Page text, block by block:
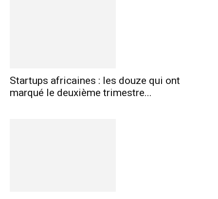
Startups africaines : les douze qui ont
marqué le deuxième trimestre...